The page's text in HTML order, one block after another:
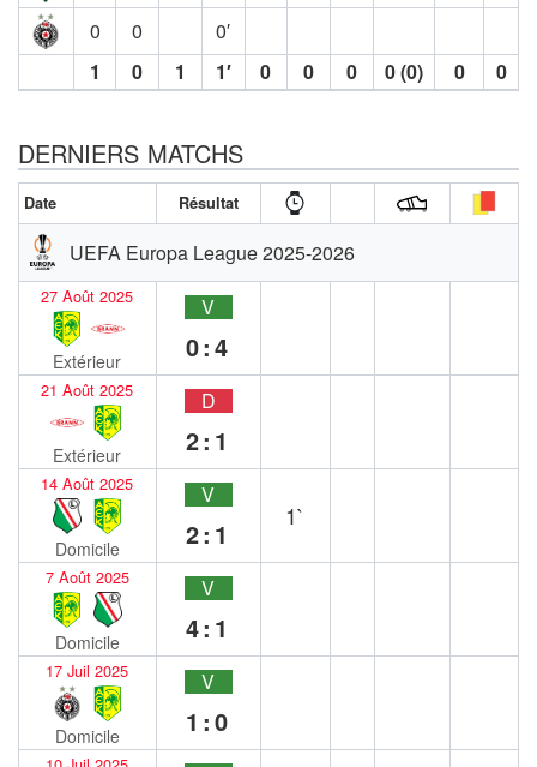
0
0
0′
1
0 1 1′ 0 0 0 0 (0) 0 0
DERNIERS MATCHS
Date Résultat
UEFA Europa League 2025-2026
27 Août 2025
Extérieur
V
0:4
21 Août 2025
Extérieur
D
2:1
14 Août 2025
Domicile
V
2:1
1`
7 Août 2025
Domicile
V
4:1
17 Juil 2025
Domicile
V
1:0